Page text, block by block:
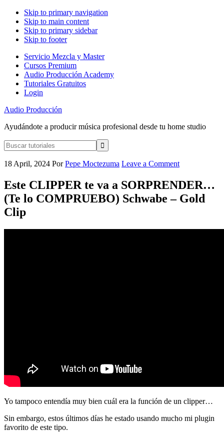
Skip to primary navigation
Skip to main content
Skip to primary sidebar
Skip to footer
Servicio Mezcla y Master
Cursos Premium
Audio Producción Academy
Tutoriales Gratuitos
Login
Audio Producción
Ayudándote a producir música profesional desde tu home studio
Buscar
tutoriales
18 April, 2024 PorPepe Moctezuma Leave a Comment
Este CLIPPER te va a SORPRENDER…
(Te lo COMPRUEBO) Schwabe – Gold
Clip
Yo tampoco entendía muy bien cuál era la función de un clipper…
Sin embargo, estos últimos días he estado usando mucho mi plugin
favorito de este tipo.